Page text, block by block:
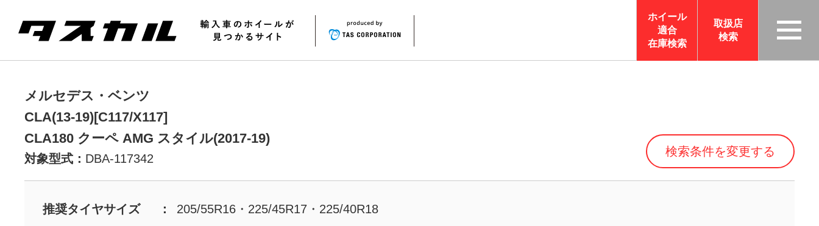
ホイール
適合
在庫検索
取扱店
検索
メルセデス・ベンツ
CLA(13-19)[C117/X117]
CLA180 クーペ AMG スタイル(2017-19)
対象型式： DBA-117342
検索条件を変更する
推奨タイヤサイズ 205/55R16・225/45R17・225/40R18
TAS
CO
ON
サイ